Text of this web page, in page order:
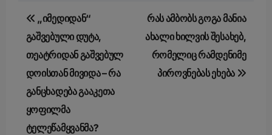
Post
navigation
„იმედიდან“
გაშვებული დუტა,
თეატრიდან გაშვებულ
დოისთან მივიდა – რა
განცხადება გააკეთა
ყოფილმა
ტელეწამყვანმა?
რას ამბობს გოგა მანია
ახალი ხილვის შესახებ,
რომელიც რამდენიმე
პიროვნებას ეხება